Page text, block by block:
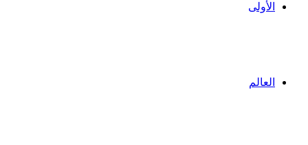
الأولى
العالم